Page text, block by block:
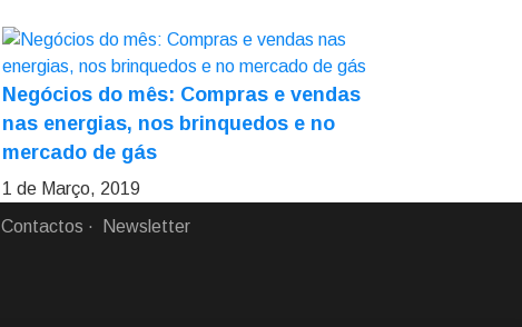
Negócios do mês: Compras e vendas
nas energias, nos brinquedos e no
mercado de gás
1 de Março, 2019
Contactos Newsletter